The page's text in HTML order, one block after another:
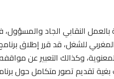
بالعمل النقابي الجاد
للشغل، قد قرر إطلاق
وكذالك التعبير عن
تقديم تصور متكامل حول